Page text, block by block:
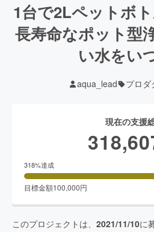
1台で2Lペットボ
長寿命なポット型
い水をい
aqua_lead プロダ
現在の支援
318%達成
目標金額100,000円
このプロジェクトは、 2021/11/10に